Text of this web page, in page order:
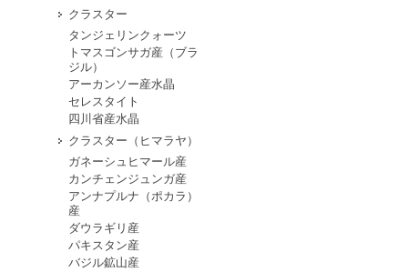
クラスター
タンジェリンクォーツ
トマスゴンサガ産（ブラ
ジル）
アーカンソー産水晶
セレスタイト
四川省産水晶
クラスター（ヒマラヤ）
ガネーシュヒマール産
カンチェンジュンガ産
アンナプルナ（ポカラ）
産
ダウラギリ産
パキスタン産
バジル鉱山産